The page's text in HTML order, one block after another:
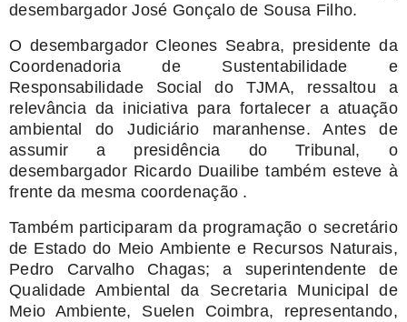
desembargador José Gonçalo de Sousa Filho.
O desembargador Cleones Seabra, presidente da
Coordenadoria de Sustentabilidade e
Responsabilidade Social do TJMA, ressaltou a
relevância da iniciativa para fortalecer a atuação
ambiental do Judiciário maranhense. Antes de
assumir a presidência do Tribunal, o
desembargador Ricardo Duailibe também esteve à
frente da mesma coordenação .
Também participaram da programação o secretário
de Estado do Meio Ambiente e Recursos Naturais,
Pedro Carvalho Chagas; a superintendente de
Qualidade Ambiental da Secretaria Municipal de
Meio Ambiente, Suelen Coimbra, representando,